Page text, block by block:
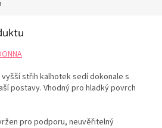
střih kalhotek sedí dokonale s
postavy. Vhodný pro hladký povrch
pro podporu, neuvěřitelný